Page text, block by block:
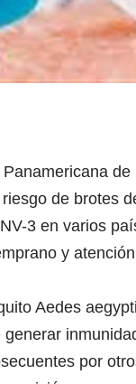
de brotes
3 en varios
y
Aedes
por